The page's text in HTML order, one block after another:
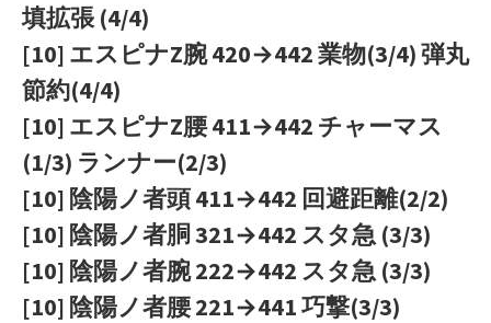
填拡張 (4/4)
[10] エスピナZ腕 420→442 業物(3/4) 弾丸
節約(4/4)
[10] エスピナZ腰 411→442 チャーマス
(1/3) ランナー(2/3)
[10] 陰陽ノ者頭 411→442 回避距離(2/2)
[10] 陰陽ノ者胴 321→442 スタ急 (3/3)
[10] 陰陽ノ者腕 222→442 スタ急 (3/3)
[10] 陰陽ノ者腰 221→441 巧撃(3/3)